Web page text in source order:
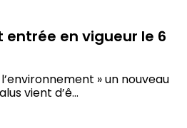
entrée en vigueur le 6
» un nouveau
vient d’ê...